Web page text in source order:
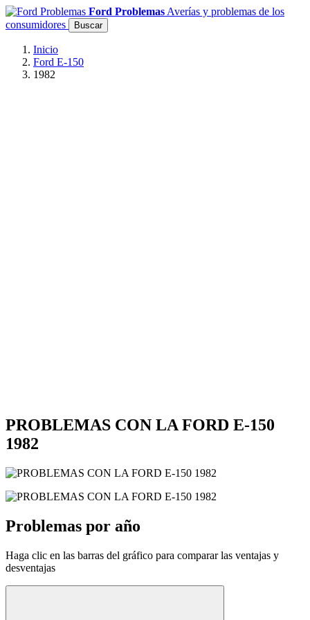
Ford Problemas Averías y problemas de los
consumidores
Buscar
Inicio
Ford E-150
1982
PROBLEMAS CON LA FORD E-150
1982
Problemas por año
Haga clic en las barras del gráfico para comparar las ventajas y
desventajas